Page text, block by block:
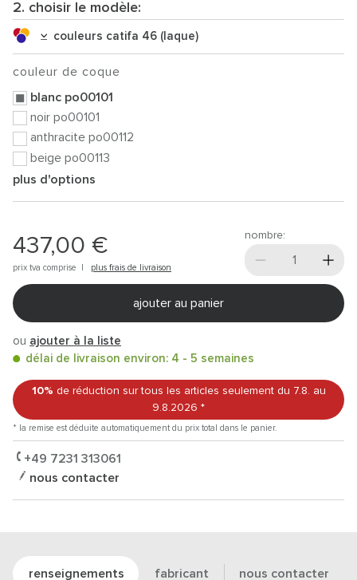
2. choisir le modèle:
couleurs catifa 46 (laque)
couleur de coque
blanc po00101
noir po00101
anthracite po00112
beige po00113
plus d'options
437,00 €
prix tva comprise | plus frais de livraison
nombre:
ajouter au panier
ou ajouter à la liste
délai de livraison environ: 4 - 5 semaines
10% de réduction sur tous les articles seulement du 7.8. au
9.8.2026 *
* la remise est déduite automatiquement du prix total dans le panier.
+49 7231 313061
nous contacter
renseignements fabricant nous contacter